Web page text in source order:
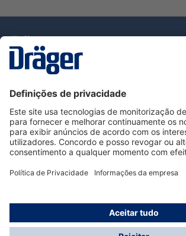
Serviço de Apoio ao Cliente Dräger
Utilização da loja
Informações
© Dräger Portugal, Lda, 2024
* Todos os preços excl. IVA mais